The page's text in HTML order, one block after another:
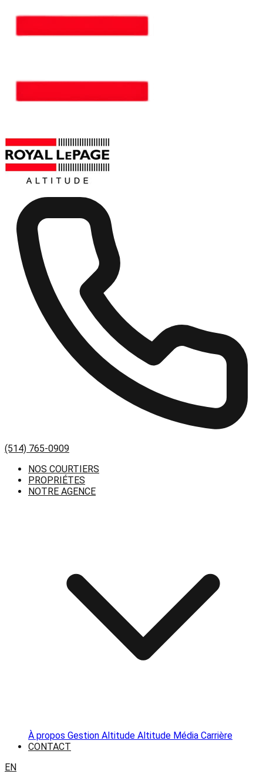
(514) 765-0909
NOS COURTIERS
PROPRIÉTES
NOTRE AGENCE
À propos Gestion Altitude Altitude Média Carrière
CONTACT
EN